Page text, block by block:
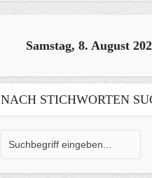
Samstag, 8. August
NACH STICHWORTEN